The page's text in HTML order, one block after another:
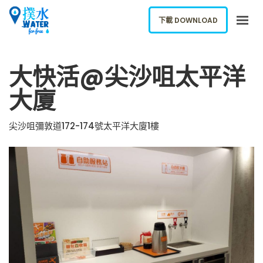
關於我們
下載應用
報告新飲水機
ENGLISH
下載 DOWNLOAD
大快活@尖沙咀太平洋
大廈
尖沙咀彌敦道172-174號太平洋大廈1樓
下載 DOWNLOAD